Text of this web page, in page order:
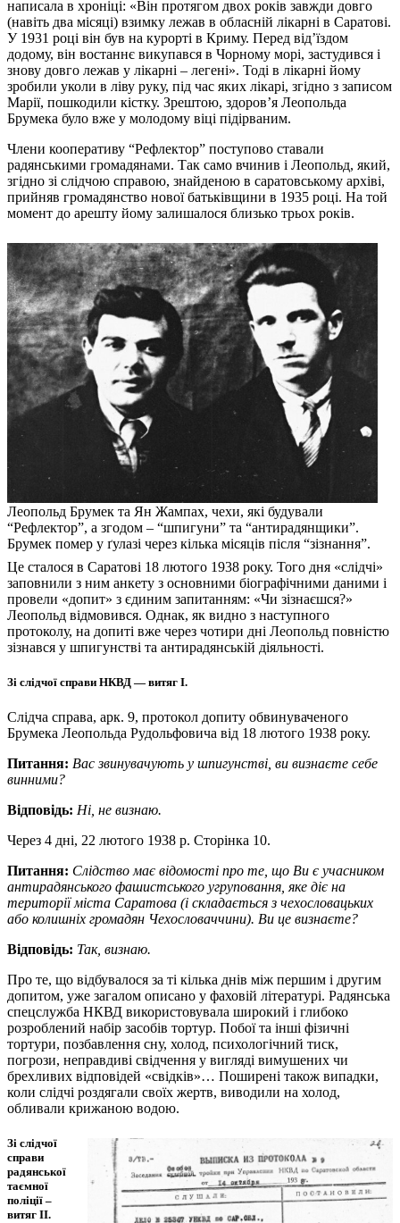
написала в хроніці: «Він протягом двох років завжди довго
(навіть два місяці) взимку лежав в обласній лікарні в Саратові.
У 1931 році він був на курорті в Криму. Перед від’їздом
додому, він востаннє викупався в Чорному морі, застудився і
знову довго лежав у лікарні – легені». Тоді в лікарні йому
зробили уколи в ліву руку, під час яких лікарі, згідно з записом
Марії, пошкодили кістку. Зрештою, здоров’я Леопольда
Брумека було вже у молодому віці підірваним.
Члени кооперативу “Рефлектор” поступово ставали
радянськими громадянами. Так само вчинив і Леопольд, який,
згідно зі слідчою справою, знайденою в саратовському архіві,
прийняв громадянство нової батьківщини в 1935 році. На той
момент до арешту йому залишалося близько трьох років.
Леопольд Брумек та Ян Жампах, чехи, які будували
“Рефлектор”, а згодом – “шпигуни” та “антирадянщики”.
Брумек помер у ґулазі через кілька місяців після “зізнання”.
Це сталося в Саратові 18 лютого 1938 року. Того дня «слідчі»
заповнили з ним анкету з основними біографічними даними і
провели «допит» з єдиним запитанням: «Чи зізнаєшся?»
Леопольд відмовився. Однак, як видно з наступного
протоколу, на допиті вже через чотири дні Леопольд повністю
зізнався у шпигунстві та антирадянській діяльності.
Зі слідчої справи НКВД — витяг І.
Слідча справа, арк. 9, протокол допиту обвинуваченого
Брумека Леопольда Рудольфовича від 18 лютого 1938 року.
Питання: Вас звинувачують у шпигунстві, ви визнаєте себе
винними?
Відповідь: Ні, не визнаю.
Через 4 дні, 22 лютого 1938 р. Сторінка 10.
Питання: Слідство має відомості про те, що Ви є учасником
антирадянського фашистського угруповання, яке діє на
території міста Саратова (і складається з чехословацьких
або колишніх громадян Чехословаччини). Ви це визнаєте?
Відповідь: Так, визнаю.
Про те, що відбувалося за ті кілька днів між першим і другим
допитом, уже загалом описано у фаховій літературі. Радянська
спецслужба НКВД використовувала широкий і глибоко
розроблений набір засобів тортур. Побої та інші фізичні
тортури, позбавлення сну, холод, психологічний тиск,
погрози, неправдиві свідчення у вигляді вимушених чи
брехливих відповідей «свідків»… Поширені також випадки,
коли слідчі роздягали своїх жертв, виводили на холод,
обливали крижаною водою.
Зі слідчої
справи
радянської
таємної
поліції –
витяг II.